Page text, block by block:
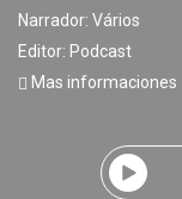
Narrador: Vários
Editor: Podcast
Mas informaciones